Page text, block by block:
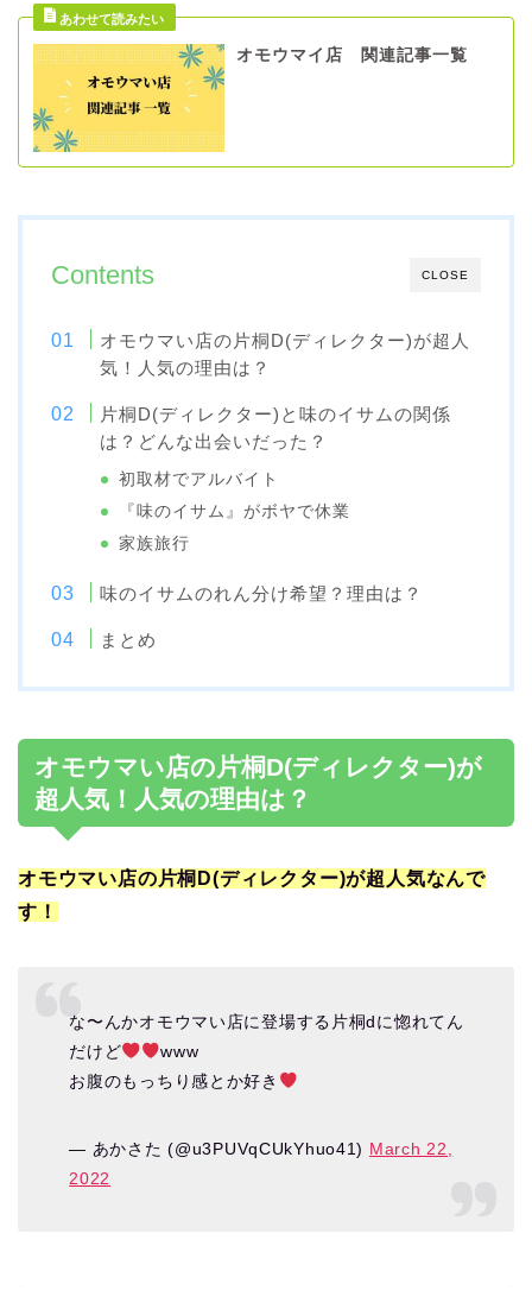
オモウマイ店 関連記事一覧
CLOSE
Contents
オモウマい店の片桐D(ディレクター)が超人
気！人気の理由は？
片桐D(ディレクター)と味のイサムの関係
は？どんな出会いだった？
初取材でアルバイト
『味のイサム』がボヤで休業
家族旅行
味のイサムのれん分け希望？理由は？
まとめ
オモウマい店の片桐D(ディレクター)が
超人気！人気の理由は？
オモウマい店の片桐D(ディレクター)が超人気なんで
す！
な〜んかオモウマい店に登場する片桐dに惚れてん
だけど
www
お腹のもっちり感とか好き
— あかさた (@u3PUVqCUkYhuo41) March 22,
2022